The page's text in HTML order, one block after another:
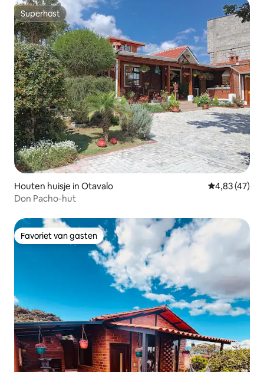
Superhost
Superhost
Houten huisje in Otavalo Gemiddelde
4,83 (47)
Don Pacho-hut
Favoriet van gasten
Favoriet van gasten